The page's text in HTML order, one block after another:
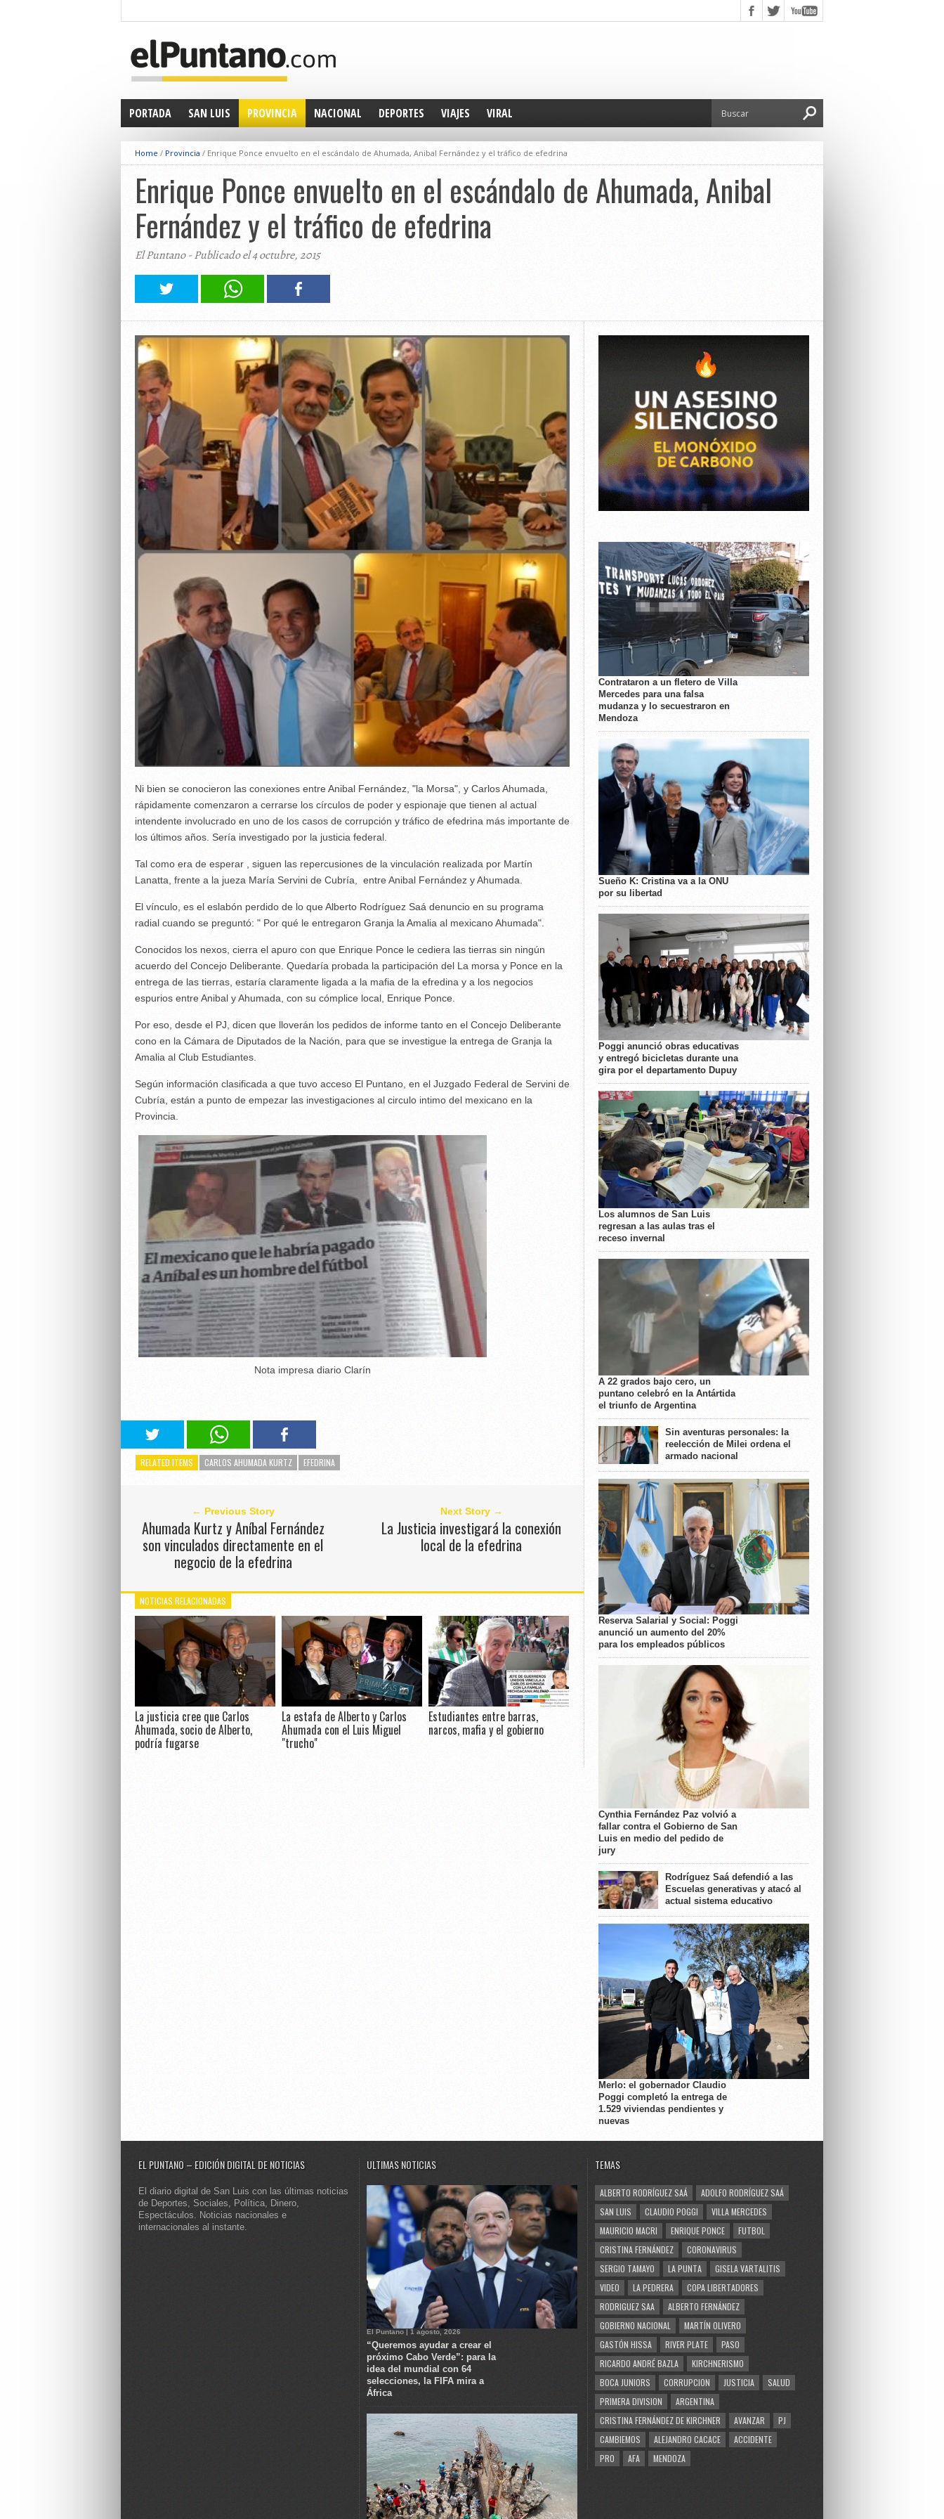
PORTADA SAN LUIS PROVINCIA NACIONAL DEPORTES VIAJES VIRAL
Home / Provincia / Enrique Ponce envuelto en el escándalo de Ahumada, Anibal Fernández y el tráfico de efedrina
Enrique Ponce envuelto en el escándalo de Ahumada, Anibal
Fernández y el tráfico de efedrina
El Puntano - Publicado el 4 octubre, 2015
Ni bien se conocieron las conexiones entre Anibal Fernández, "la Morsa", y Carlos Ahumada,
rápidamente comenzaron a cerrarse los círculos de poder y espionaje que tienen al actual
intendente involucrado en uno de los casos de corrupción y tráfico de efedrina más importante de
los últimos años. Sería investigado por la justicia federal.
Tal como era de esperar , siguen las repercusiones de la vinculación realizada por Martín
Lanatta, frente a la jueza María Servini de Cubría, entre Anibal Fernández y Ahumada.
El vínculo, es el eslabón perdido de lo que Alberto Rodríguez Saá denuncio en su programa
radial cuando se preguntó: " Por qué le entregaron Granja la Amalia al mexicano Ahumada".
Conocidos los nexos, cierra el apuro con que Enrique Ponce le cediera las tierras sin ningún
acuerdo del Concejo Deliberante. Quedaría probada la participación del La morsa y Ponce en la
entrega de las tierras, estaría claramente ligada a la mafia de la efredina y a los negocios
espurios entre Anibal y Ahumada, con su cómplice local, Enrique Ponce.
Por eso, desde el PJ, dicen que lloverán los pedidos de informe tanto en el Concejo Deliberante
cono en la Cámara de Diputados de la Nación, para que se investigue la entrega de Granja la
Amalia al Club Estudiantes.
Según información clasificada a que tuvo acceso El Puntano, en el Juzgado Federal de Servini de
Cubría, están a punto de empezar las investigaciones al circulo intimo del mexicano en la
Provincia.
Nota impresa diario Clarín
RELATED ITEMS CARLOS AHUMADA KURTZ EFEDRINA
← Previous Story
Ahumada Kurtz y Aníbal Fernández
son vinculados directamente en el
negocio de la efedrina
Next Story →
La Justicia investigará la conexión
local de la efedrina
NOTICIAS RELACIONADAS
La justicia cree que Carlos
Ahumada, socio de Alberto,
podría fugarse
La estafa de Alberto y Carlos
Ahumada con el Luis Miguel
"trucho"
Estudiantes entre barras,
narcos, mafia y el gobierno
Contrataron a un fletero de Villa
Mercedes para una falsa
mudanza y lo secuestraron en
Mendoza
Sueño K: Cristina va a la ONU
por su libertad
Poggi anunció obras educativas
y entregó bicicletas durante una
gira por el departamento Dupuy
Los alumnos de San Luis
regresan a las aulas tras el
receso invernal
A 22 grados bajo cero, un
puntano celebró en la Antártida
el triunfo de Argentina
Sin aventuras personales: la
reelección de Milei ordena el
armado nacional
Reserva Salarial y Social: Poggi
anunció un aumento del 20%
para los empleados públicos
Cynthia Fernández Paz volvió a
fallar contra el Gobierno de San
Luis en medio del pedido de
jury
Rodríguez Saá defendió a las
Escuelas generativas y atacó al
actual sistema educativo
Merlo: el gobernador Claudio
Poggi completó la entrega de
1.529 viviendas pendientes y
nuevas
EL PUNTANO – EDICIÓN DIGITAL DE NOTICIAS
El diario digital de San Luis con las últimas noticias
de Deportes, Sociales, Política, Dinero,
Espectáculos. Noticias nacionales e
internacionales al instante.
ULTIMAS NOTICIAS
El Puntano | 1 agosto, 2026
“Queremos ayudar a crear el
próximo Cabo Verde”: para la
idea del mundial con 64
selecciones, la FIFA mira a
África
TEMAS
ALBERTO RODRÍGUEZ SAÁ
ADOLFO RODRÍGUEZ SAÁ
SAN LUIS
CLAUDIO POGGI
VILLA MERCEDES
MAURICIO MACRI
ENRIQUE PONCE
FUTBOL
CRISTINA FERNÁNDEZ
CORONAVIRUS
SERGIO TAMAYO
LA PUNTA
GISELA VARTALITIS
VIDEO
LA PEDRERA
COPA LIBERTADORES
RODRIGUEZ SAA
ALBERTO FERNÁNDEZ
GOBIERNO NACIONAL
MARTÍN OLIVERO
GASTÓN HISSA
RIVER PLATE
PASO
RICARDO ANDRÉ BAZLA
KIRCHNERISMO
BOCA JUNIORS
CORRUPCION JUSTICIA
SALUD
PRIMERA DIVISION
ARGENTINA
CRISTINA FERNÁNDEZ DE KIRCHNER
AVANZAR
PJ
CAMBIEMOS
ALEJANDRO CACACE
ACCIDENTE
PRO
AFA MENDOZA